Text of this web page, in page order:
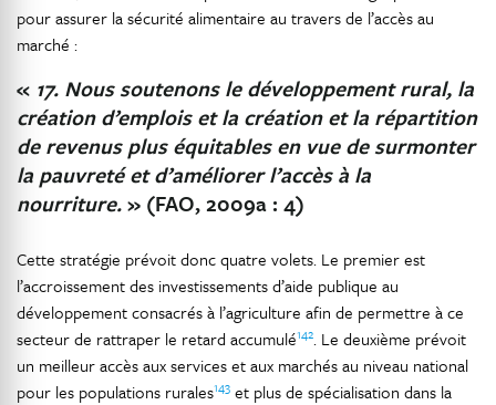
pour assurer la sécurité alimentaire au travers de l’accès au
marché :
« 17. Nous soutenons le développement rural, la
création d’emplois et la création et la répartition
de revenus plus équitables en vue de surmonter
la pauvreté et d’améliorer l’accès à la
nourriture.» (FAO, 2009a : 4)
Cette stratégie prévoit donc quatre volets. Le premier est
l’accroissement des investissements d’aide publique au
développement consacrés à l’agriculture afin de permettre à ce
secteur de rattraper le retard accumulé142. Le deuxième prévoit
un meilleur accès aux services et aux marchés au niveau national
pour les populations rurales143 et plus de spécialisation dans la